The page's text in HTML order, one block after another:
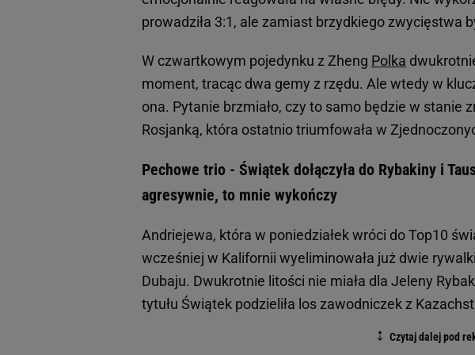
prowadziła 3:1, ale zamiast brzydkiego zwycięstwa
W czwartkowym pojedynku z Zheng Polka
moment, tracąc dwa gemy z rzędu. Ale wtedy w
ona. Pytanie brzmiało, czy to samo będzie w stanie
Rosjanką, która ostatnio triumfowała w
Pechowe trio - Świątek dołączyła do Rybakiny i
agresywnie, to mnie wykończy
Andriejewa, która w poniedziałek wróci do Top10
wcześniej w Kalifornii wyeliminowała już dwie
Dubaju. Dwukrotnie litości nie miała dla Jeleny
tytułu Świątek podzieliła los zawodniczek z